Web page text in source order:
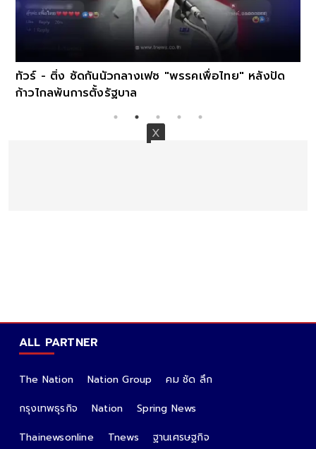
ทัวร์ - ติ่ง ซัดกันนัวกลางเฟซ "พรรคเพื่อไทย" หลังปัด
ก้าวไกลพ้นการตั้งรัฐบาล
ALL PARTNER
The Nation Nation Group
คม ชัด ลึก
กรุงเทพธุรกิจ
Nation
Spring News
Thainewsonline
Tnews ฐานเศรษฐกิจ